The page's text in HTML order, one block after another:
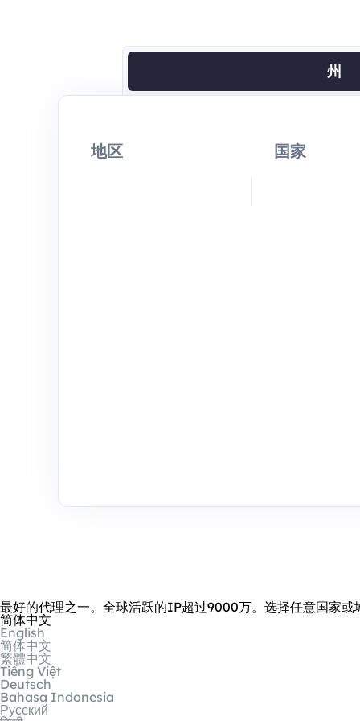
州
地区 国家
最好的代理之一。全球活跃的IP超过9000万。选择任意国家或
简体中文
English
简体中文
繁體中文
Tiếng Việt
Deutsch
Bahasa Indonesia
Русский